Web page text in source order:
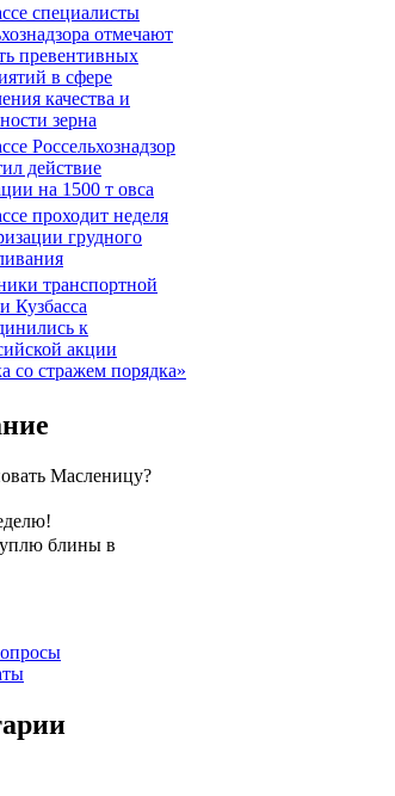
специалисты
отмечают
превентивных
в сфере
качества и
зерна
Россельхознадзор
действие
на 1500 т овса
проходит неделя
грудного
транспортной
Кузбасса
к
акции
со стражем порядка»
Масленицу?
блины в